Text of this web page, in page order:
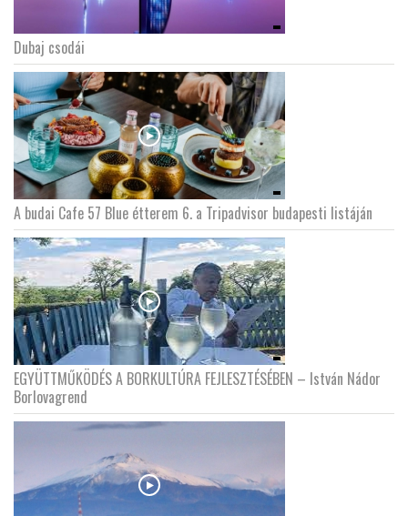
Dubaj csodái
A budai Cafe 57 Blue étterem 6. a Tripadvisor budapesti listáján
EGYÜTTMŰKÖDÉS A BORKULTÚRA FEJLESZTÉSÉBEN – István Nádor
Borlovagrend